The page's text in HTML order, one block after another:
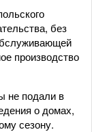
без
производство
не подали в
о домах,
сезону.